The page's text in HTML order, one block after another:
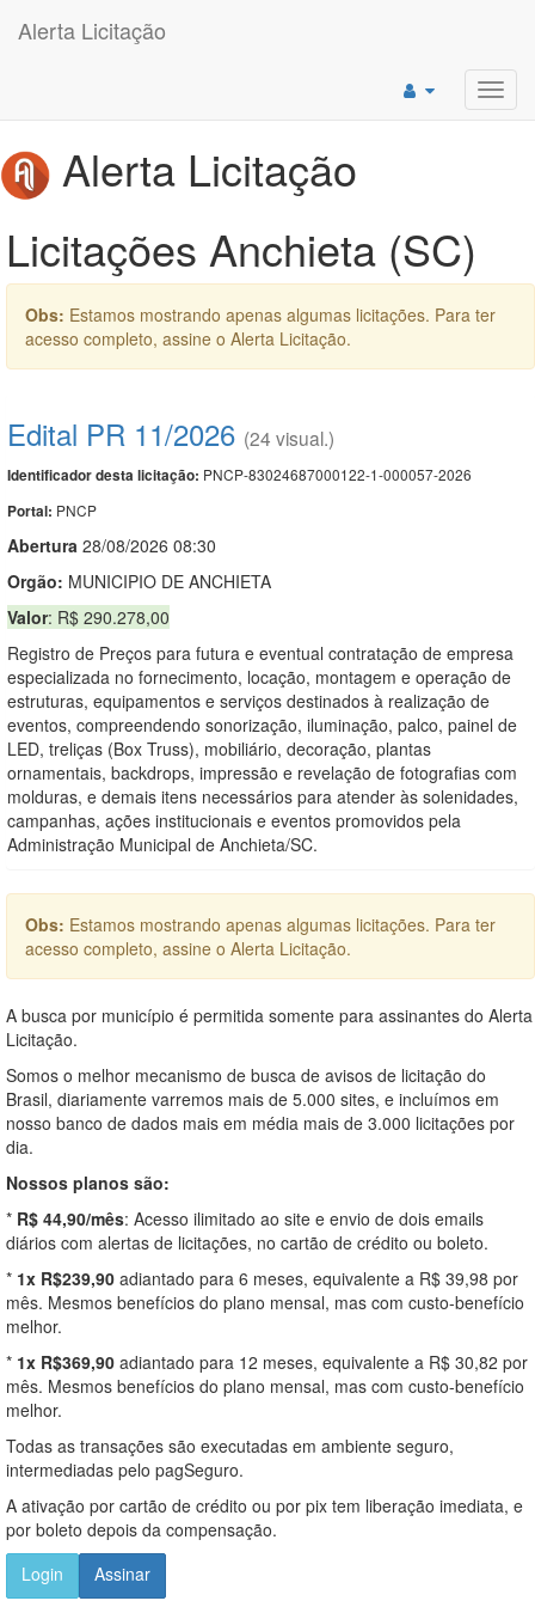
Alerta Licitação
Alerta Licitação
Licitações Anchieta (SC)
Obs: Estamos mostrando apenas algumas licitações. Para ter
acesso completo, assine o Alerta Licitação.
Edital PR 11/2026 (24 visual.)
Identificador desta licitação: PNCP-83024687000122-1-000057-2026
Portal: PNCP
Abertura 28/08/2026 08:30
Orgão: MUNICIPIO DE ANCHIETA
Valor: R$ 290.278,00
Registro de Preços para futura e eventual contratação de empresa
especializada no fornecimento, locação, montagem e operação de
estruturas, equipamentos e serviços destinados à realização de
eventos, compreendendo sonorização, iluminação, palco, painel de
LED, treliças (Box Truss), mobiliário, decoração, plantas
ornamentais, backdrops, impressão e revelação de fotografias com
molduras, e demais itens necessários para atender às solenidades,
campanhas, ações institucionais e eventos promovidos pela
Administração Municipal de Anchieta/SC.
Obs: Estamos mostrando apenas algumas licitações. Para ter
acesso completo, assine o Alerta Licitação.
A busca por município é permitida somente para assinantes do Alerta
Licitação.
Somos o melhor mecanismo de busca de avisos de licitação do
Brasil, diariamente varremos mais de 5.000 sites, e incluímos em
nosso banco de dados mais em média mais de 3.000 licitações por
dia.
Nossos planos são:
* R$ 44,90/mês: Acesso ilimitado ao site e envio de dois emails
diários com alertas de licitações, no cartão de crédito ou boleto.
* 1x R$239,90 adiantado para 6 meses, equivalente a R$ 39,98 por
mês. Mesmos benefícios do plano mensal, mas com custo-benefício
melhor.
* 1x R$369,90 adiantado para 12 meses, equivalente a R$ 30,82 por
mês. Mesmos benefícios do plano mensal, mas com custo-benefício
melhor.
Todas as transações são executadas em ambiente seguro,
intermediadas pelo pagSeguro.
A ativação por cartão de crédito ou por pix tem liberação imediata, e
por boleto depois da compensação.
Login
Assinar